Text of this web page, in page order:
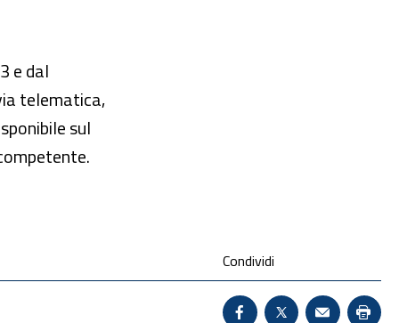
e dal
telematica,
sul
Condividi